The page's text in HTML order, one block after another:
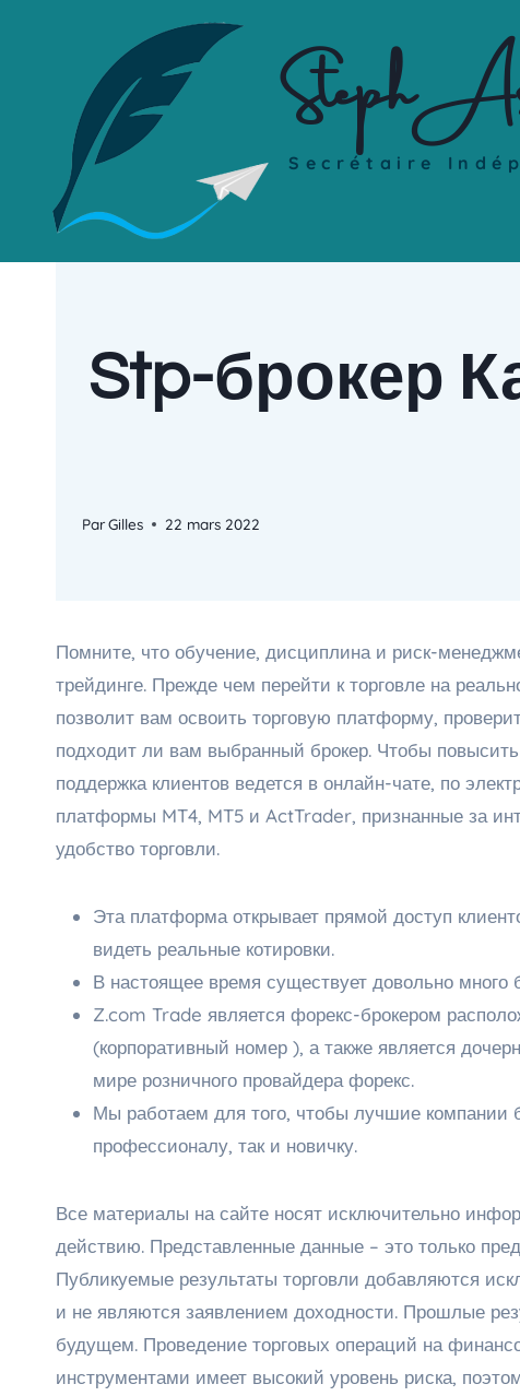
Steph
Secrétaire
Stp-брокер
ParGilles 22 mars 2022
Помните, что обучение, дисциплина и риск-
трейдинге. Прежде чем перейти к торговле на
позволит вам освоить торговую платформу,
подходит ли вам выбранный брокер. Чтобы
поддержка клиентов ведется в онлайн-чате, по
платформы MT4, MT5 и ActTrader, признанные за
удобство торговли.
Эта платформа открывает прямой доступ
видеть реальные котировки.
В настоящее время существует довольно много
Z.com Trade является форекс-брокером
(корпоративный номер ), а также является
мире розничного провайдера форекс.
Мы работаем для того, чтобы лучшие компании
профессионалу, так и новичку.
Все материалы на сайте носят исключительно
действию. Представленные данные – это только
Публикуемые результаты торговли добавляются
и не являются заявлением доходности. Прошлые
будущем. Проведение торговых операций на
инструментами имеет высокий уровень риска,